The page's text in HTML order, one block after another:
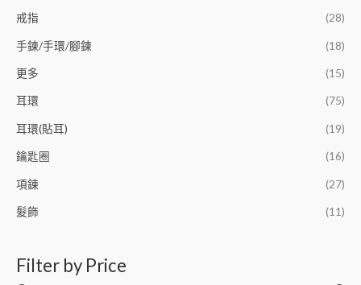
戒指 (28)
手鍊/手環/腳鍊 (18)
更多 (15)
耳環 (75)
耳環(貼耳) (19)
鑰匙圈 (16)
項鍊 (27)
髮飾 (11)
Filter by Price